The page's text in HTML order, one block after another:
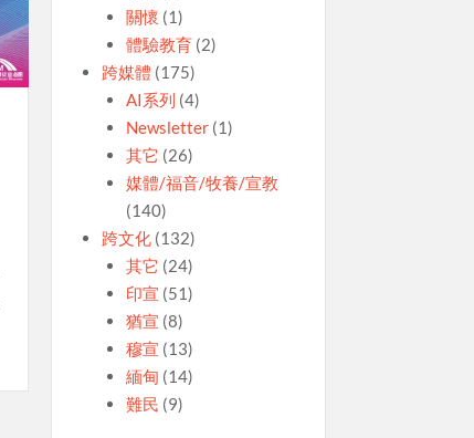
關懷 (1)
體驗教育 (2)
跨媒體 (175)
AI系列 (4)
Newsletter (1)
其它 (26)
媒體/福音/牧養/宣教
(140)
跨文化 (132)
其它 (24)
印宣 (51)
猶宣 (8)
穆宣 (13)
緬甸 (14)
難民 (9)